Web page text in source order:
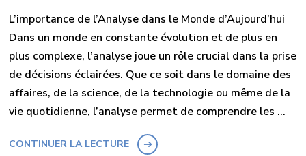
L’importance de l’Analyse dans le Monde d’Aujourd’hui
Dans un monde en constante évolution et de plus en
plus complexe, l’analyse joue un rôle crucial dans la prise
de décisions éclairées. Que ce soit dans le domaine des
affaires, de la science, de la technologie ou même de la
vie quotidienne, l’analyse permet de comprendre les …
CONTINUER LA LECTURE